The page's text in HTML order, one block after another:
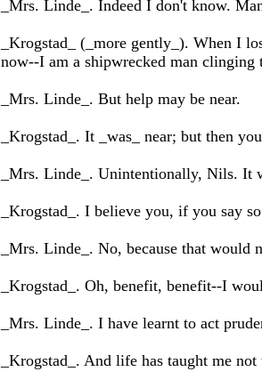
_Mrs. Linde_. Indeed I don't know.
_Krogstad_ (_more gently_). When I
now--I am a shipwrecked man clinging
_Mrs. Linde_. But help may be near.
_Krogstad_. It _was_ near; but then
_Mrs. Linde_. Unintentionally, Nils. It
_Krogstad_. I believe you, if you say
_Mrs. Linde_. No, because that would
_Krogstad_. Oh, benefit, benefit--I
_Mrs. Linde_. I have learnt to act
_Krogstad_. And life has taught me